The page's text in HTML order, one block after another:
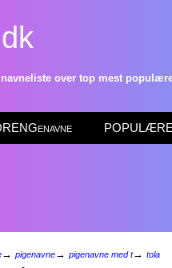
over top mest
POPULÆRE
→ pigenavne→ pigenavne med t→ tola